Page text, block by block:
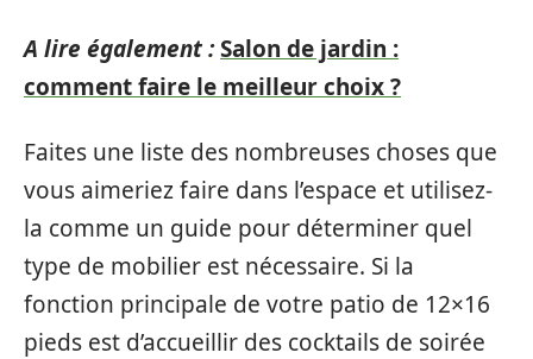
A lire également :Salon de jardin :
comment faire le meilleur choix ?
Faites une liste des nombreuses choses que
vous aimeriez faire dans l’espace et utilisez-
la comme un guide pour déterminer quel
type de mobilier est nécessaire. Si la
fonction principale de votre patio de 12×16
pieds est d’accueillir des cocktails de soirée